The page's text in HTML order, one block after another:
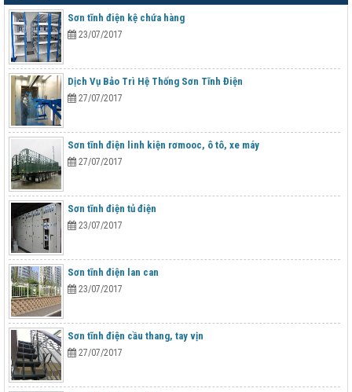
Sơn tĩnh điện kệ chứa hàng
23/07/2017
Dịch Vụ Bảo Trì Hệ Thống Sơn Tĩnh Điện
27/07/2017
Sơn tĩnh điện linh kiện rơmooc, ô tô, xe máy
27/07/2017
Sơn tĩnh điện tủ điện
23/07/2017
Sơn tĩnh điện lan can
23/07/2017
Sơn tĩnh điện cầu thang, tay vịn
27/07/2017